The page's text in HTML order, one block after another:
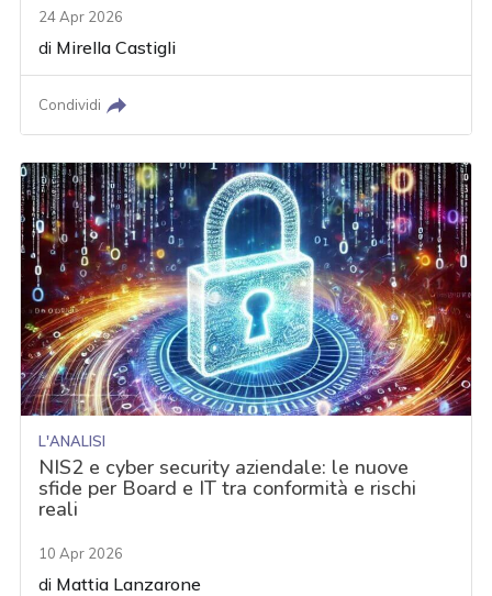
24 Apr 2026
di Mirella Castigli
Condividi
L'ANALISI
NIS2 e cyber security aziendale: le nuove
sfide per Board e IT tra conformità e rischi
reali
10 Apr 2026
di Mattia Lanzarone